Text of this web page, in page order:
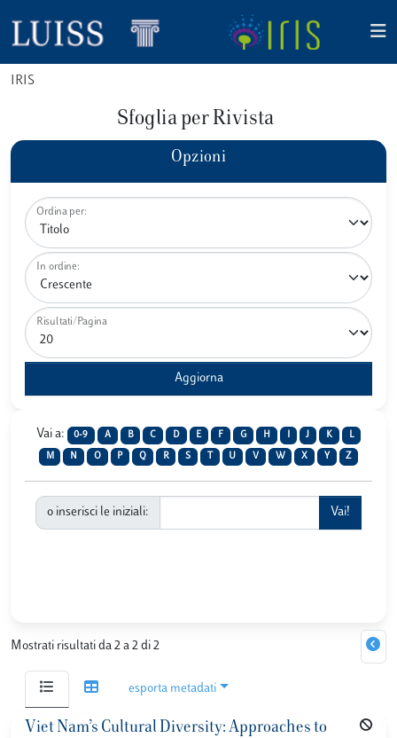
IRIS
Sfoglia per Rivista
Opzioni
Ordina per:
In ordine:
Risultati/Pagina
Vai a: 0-9 A B C D E F G H J K L
M N O P Q R S U V W X Y Z
o inserisci le iniziali:
Mostrati risultati da 2 a 2 di 2
esporta metadati
Viet Nam’s Cultural Diversity: Approaches to